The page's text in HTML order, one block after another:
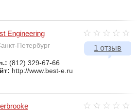
1 отзыв
Engineering
Петербург
(812) 329-67-66
http://www.best-e.ru